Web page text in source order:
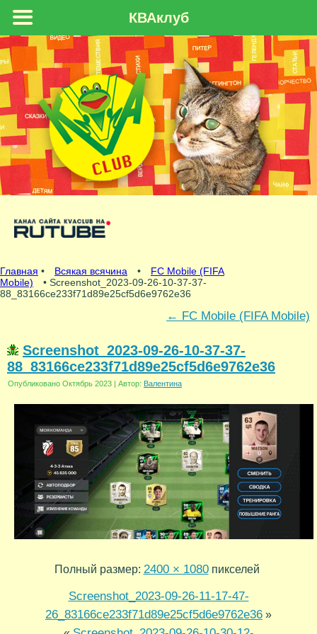
Главная • Всякая всячина •
FC Mobile (FIFA
Mobile)
• Screenshot_2023-09-26-10-37-37-
88_83166ce233f71d89e25cf5d6e9762e36
← FC Mobile (FIFA Mobile)
Screenshot_2023-09-26-10-37-37-
88_83166ce233f71d89e25cf5d6e9762e36
Опубликовано Октябрь 2023 | Автор: Валентина
Полный размер: 2400 × 1080пикселей
Screenshot_2023-09-26-11-17-47-
26_83166ce233f71d89e25cf5d6e9762e36 »
КВАклуб